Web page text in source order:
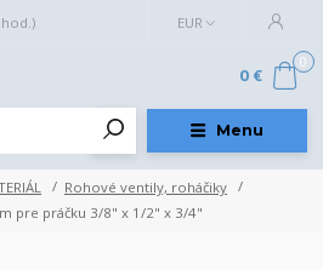
Menu
EUR
0
0 €
Rohové ventily, roháčiky
pre práčku 3/8" x 1/2" x 3/4"